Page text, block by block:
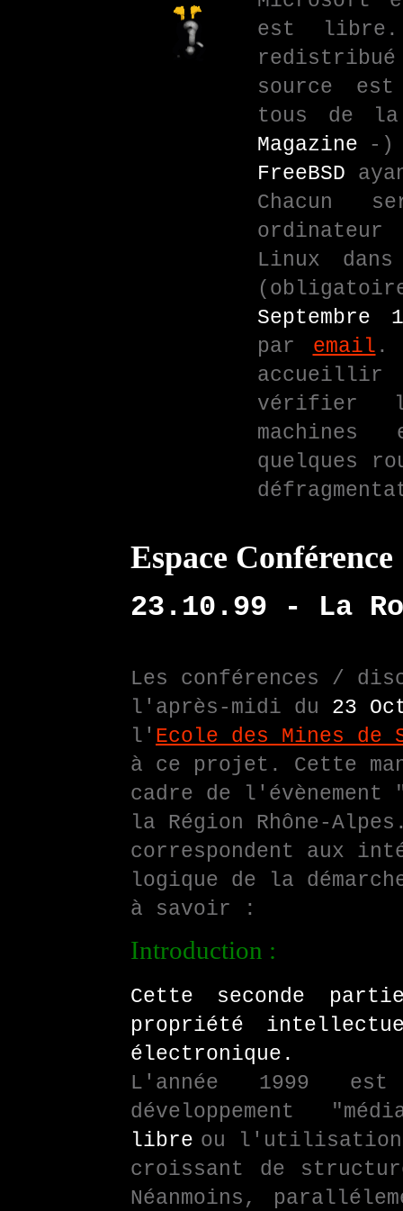
est
source
tous de
Magazine
-)
FreeBSD
Chacun
Linux
Septembre
par email .
accueillir
vérifier
quelques
Espace Conférence
23.10.99 - La
Les conférences /
l'après-midi du 23
l' Ecole des Mines de
à ce projet. Cette
cadre de l'évènement
la Région Rhône-
correspondent aux
logique de la
à savoir :
Introduction :
Cette seconde
propriété
électronique.
L'année 1999
développement
libre ou
croissant de
Néanmoins,